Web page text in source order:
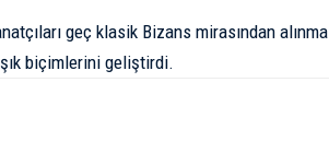
geç klasik Bizans mirasından alınma
biçimlerini geliştirdi.